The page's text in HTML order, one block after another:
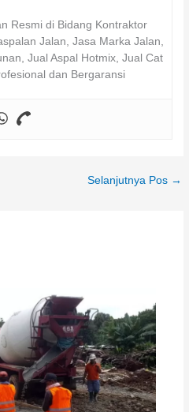
Resmi di Bidang Kontraktor
Jalan, Jasa Marka Jalan,
Jual Aspal Hotmix, Jual Cat
dan Bergaransi
Selanjutnya Pos →